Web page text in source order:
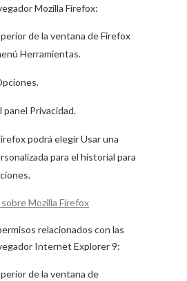
Mozilla Firefox:
de la ventana de Firefox
Herramientas.
panel Privacidad.
podrá elegir Usar una
para el historial para
Mozilla Firefox
relacionados con las
Internet Explorer 9:
de la ventana de